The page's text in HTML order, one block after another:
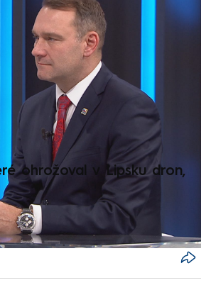
ohrožoval v Lipsku dron,